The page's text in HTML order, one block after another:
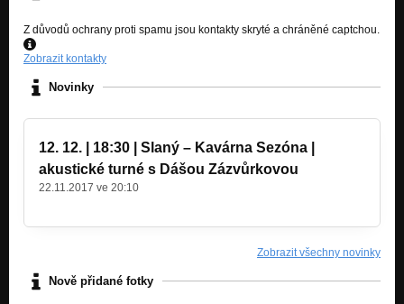
Z důvodů ochrany proti spamu jsou kontakty skryté a chráněné captchou.
Zobrazit kontakty
Novinky
12. 12. | 18:30 | Slaný – Kavárna Sezóna |
akustické turné s Dášou Zázvůrkovou
22.11.2017 ve 20:10
Zobrazit všechny novinky
Nově přidané fotky